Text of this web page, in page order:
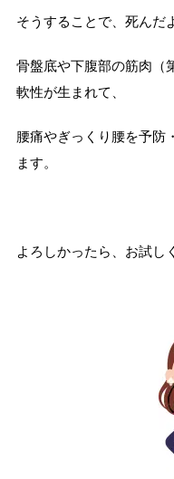
そうすることで、死んだ
骨盤底や下腹部の筋肉（
軟性が生まれて、
腰痛やぎっくり腰を予防
ます。
よろしかったら、お試し